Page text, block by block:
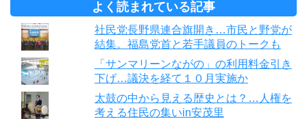
よく読まれている記事
社民党長野県連合旗開き…市民と野党が
結集。福島党首と若手議員のトークも
「サンマリーンながの」の利用料金引き
下げ…議決を経て１０月実施か
太鼓の中から見える歴史とは？…人権を
考える住民の集いin安茂里